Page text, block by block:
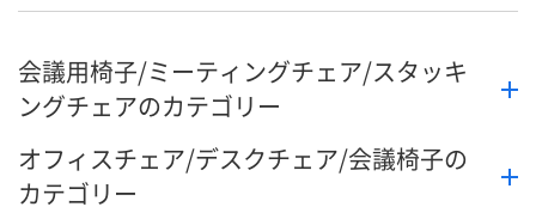
会議用椅子/ミーティングチェア/スタッキ
ングチェアのカテゴリー
オフィスチェア/デスクチェア/会議椅子の
カテゴリー